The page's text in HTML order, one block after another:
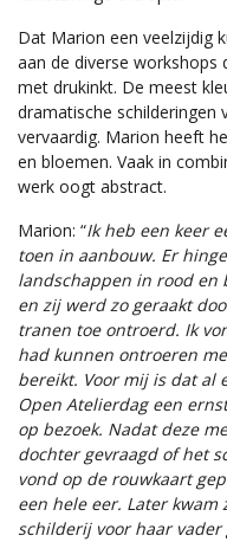
Dat Marion een veelzijdig
aan de diverse workshops
met drukinkt. De meest
dramatische schilderingen
vervaardig. Marion heeft
en bloemen. Vaak in
werk oogt abstract.
Marion: “Ik heb een keer
toen in aanbouw. Er
landschappen in rood en
en zij werd zo geraakt
tranen toe ontroerd. Ik
had kunnen ontroeren
bereikt. Voor mij is dat al
Open Atelierdag een
op bezoek. Nadat deze
dochter gevraagd of het
vond op de rouwkaart
een hele eer. Later
schilderij voor haar vader